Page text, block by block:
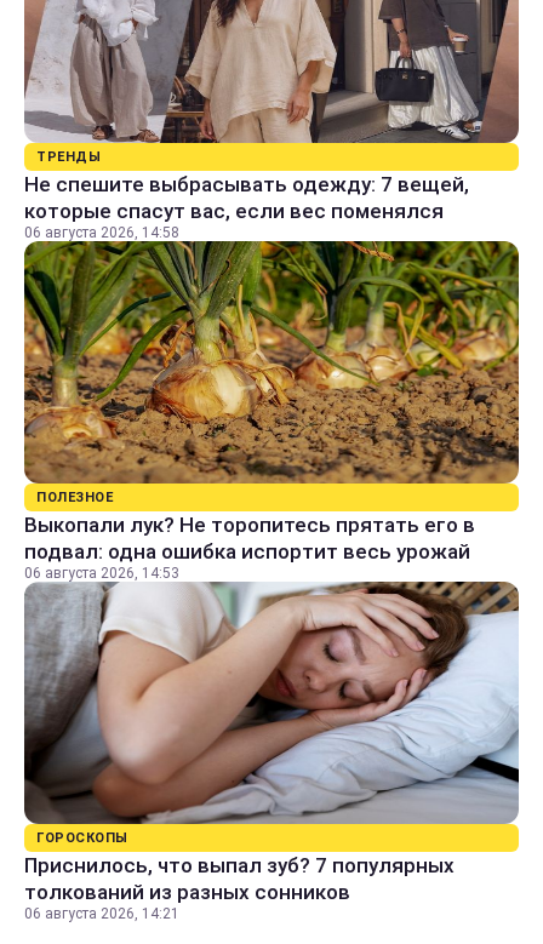
ТРЕНДЫ
Не спешите выбрасывать одежду: 7 вещей,
которые спасут вас, если вес поменялся
06 августа 2026, 14:58
ПОЛЕЗНОЕ
Выкопали лук? Не торопитесь прятать его в
подвал: одна ошибка испортит весь урожай
06 августа 2026, 14:53
ГОРОСКОПЫ
Приснилось, что выпал зуб? 7 популярных
толкований из разных сонников
06 августа 2026, 14:21